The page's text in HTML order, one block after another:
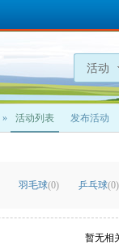
活动
» 活动列表 发布活动
羽毛球(0) 乒乓球(0)
暂无相